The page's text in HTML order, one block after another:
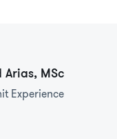
MSc
Experience